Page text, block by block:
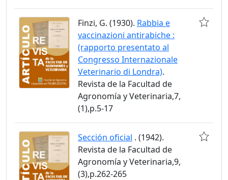
Finzi, G. (1930). Rabbia e
vaccinazioni antirabiche :
(rapporto presentato al
Congresso Internazionale
Veterinario di Londra).
Revista de la Facultad de
Agronomía y Veterinaria,7,
(1),p.5-17
Sección oficial . (1942).
Revista de la Facultad de
Agronomía y Veterinaria,9,
(3),p.262-265